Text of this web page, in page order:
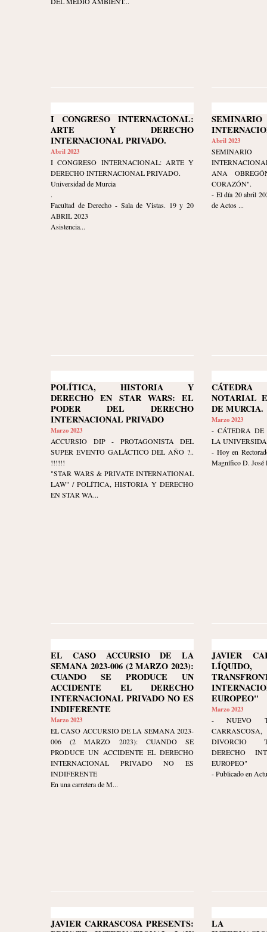
I CONGRESO INTERNACIONAL:
ARTE Y DERECHO
INTERNACIONAL PRIVADO.
Abril 2023
I CONGRESO INTERNACIONAL: ARTE Y
DERECHO INTERNACIONAL PRIVADO.
Universidad de Murcia
.
Facultad de Derecho - Sala de Vistas. 19 y 20
ABRIL 2023
Asistencia...
Abril 2023
ANA
CORAZÓN".
- El día 20 abril
de Actos ...
POLÍTICA, HISTORIA Y
DERECHO EN STAR WARS: EL
PODER DEL DERECHO
INTERNACIONAL PRIVADO
Marzo 2023
ACCURSIO DIP - PROTAGONISTA DEL
SUPER EVENTO GALÁCTICO DEL AÑO ?..
!!!!!!
"STAR WARS & PRIVATE INTERNATIONAL
LAW" / POLÍTICA, HISTORIA Y DERECHO
EN STAR WA...
NOTARIAL
DE MURCIA.
Marzo 2023
- CÁTEDRA DE
LA
- Hoy en
Magnífico D. José
EL CASO ACCURSIO DE LA
SEMANA 2023-006 (2 MARZO 2023):
CUANDO SE PRODUCE UN
ACCIDENTE EL DERECHO
INTERNACIONAL PRIVADO NO ES
INDIFERENTE
Marzo 2023
EL CASO ACCURSIO DE LA SEMANA 2023-
006 (2 MARZO 2023): CUANDO SE
PRODUCE UN ACCIDENTE EL DERECHO
INTERNACIONAL PRIVADO NO ES
INDIFERENTE
En una carretera de M...
JAVIER
EUROPEO"
Marzo 2023
- NUEVO
DIVORCIO
DERECHO
EUROPEO"
- Publicado en
JAVIER CARRASCOSA PRESENTS:
LA